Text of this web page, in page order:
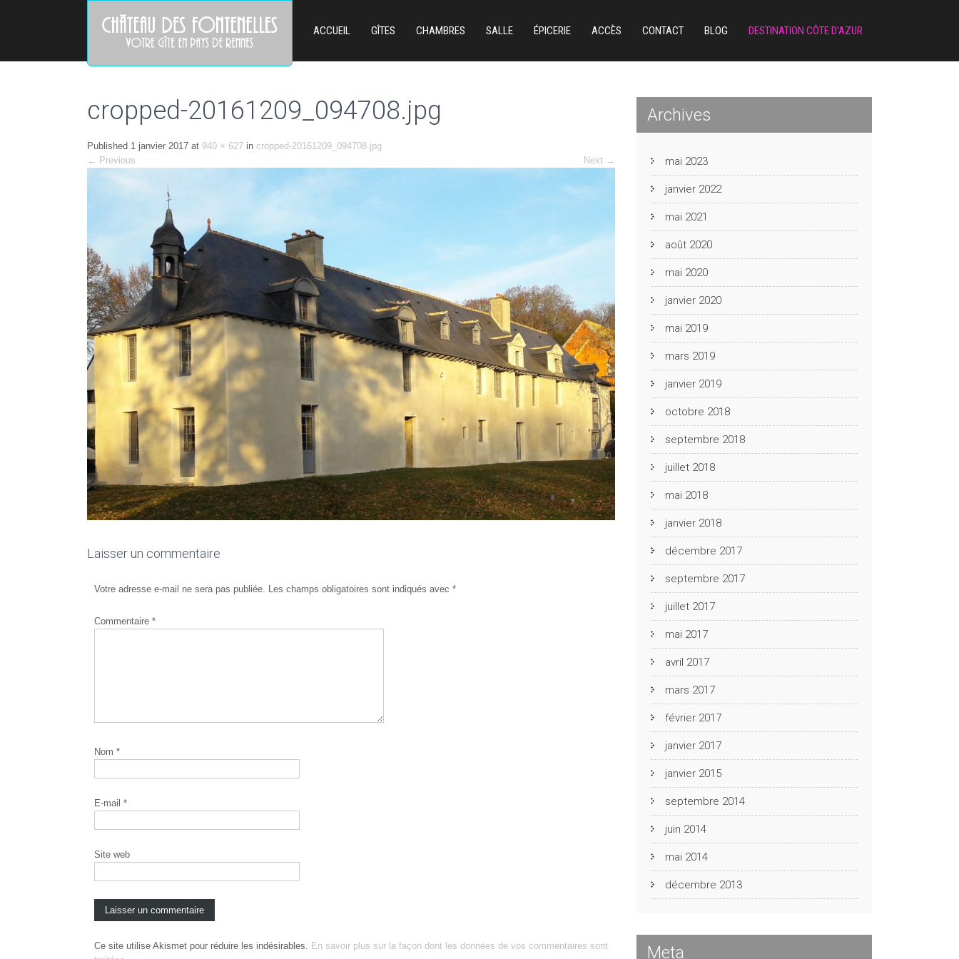
ACCUEIL GÎTES CHAMBRES SALLE ÉPICERIE ACCÈS CONTACT BLOG DESTINATION CÔTE D’AZUR
cropped-20161209_094708.jpg
Published 1 janvier 2017 at 940 × 627 in cropped-20161209_094708.jpg
← Previous Next →
Laisser un commentaire
Votre adresse e-mail ne sera pas publiée. Les champs obligatoires sont indiqués avec *
Commentaire *
Nom *
E-mail *
Site web
Ce site utilise Akismet pour réduire les indésirables. En savoir plus sur la façon dont les données de vos commentaires sont
Archives
mai 2023
janvier 2022
mai 2021
août 2020
mai 2020
janvier 2020
mai 2019
mars 2019
janvier 2019
octobre 2018
septembre 2018
juillet 2018
mai 2018
janvier 2018
décembre 2017
septembre 2017
juillet 2017
mai 2017
avril 2017
mars 2017
février 2017
janvier 2017
janvier 2015
septembre 2014
juin 2014
mai 2014
décembre 2013
Meta